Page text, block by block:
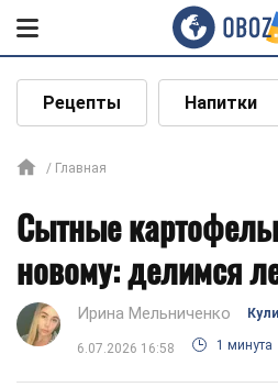
Рецепты Напитки
Главная
Сытные
новому: делимся
Ирина Мельниченко
6.07.2026 16:58 1 минута